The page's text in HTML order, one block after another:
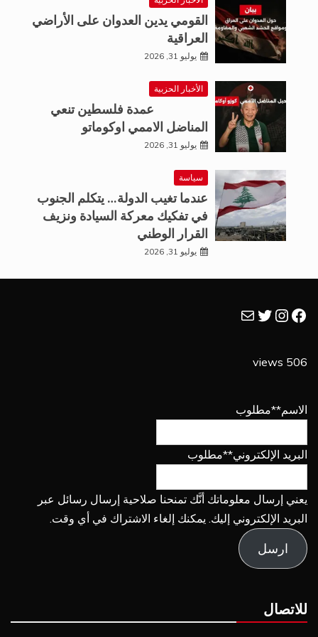
القومي يدين العدوان على الأراضي
العراقية
يوليو 31, 2026
الأخبار الحزبية
عمدة فلسطين تنعي
المناضل الاممي اوكوماتو
يوليو 31, 2026
سياسة
عندما تغيب الدولة… يتكلم الجنوب
في تفكيك معركة السيادة ونزيف
القرار الوطني
يوليو 31, 2026
فيسبوك
إنستجرام
تويتر
بريد
506 views
الاسم**مطلوب
البريد الإلكتروني**مطلوب
يعني إرسال معلوماتك أنَّك تمنحنا صلاحية إرسال رسائل عبر
البريد الإلكتروني إليك. يمكنك إلغاء الاشتراك في أي وقت.
ارسل
للاتصال